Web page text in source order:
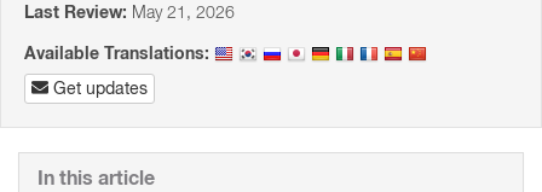
Last Review: May 21, 2026
Available Translations:
Get updates
In this article